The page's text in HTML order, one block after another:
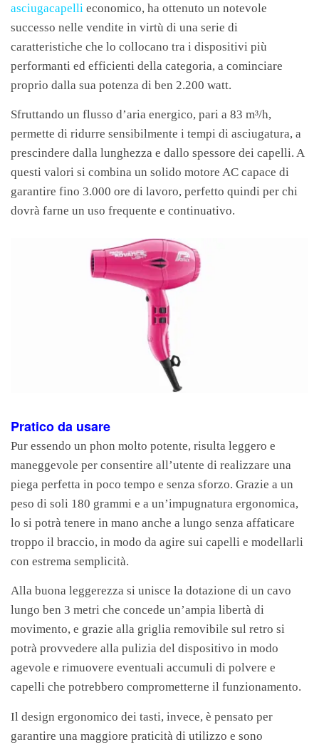
asciugacapelli economico, ha ottenuto un notevole
successo nelle vendite in virtù di una serie di
caratteristiche che lo collocano tra i dispositivi più
performanti ed efficienti della categoria, a cominciare
proprio dalla sua potenza di ben 2.200 watt.
Sfruttando un flusso d’aria energico, pari a 83 m³/h,
permette di ridurre sensibilmente i tempi di asciugatura, a
prescindere dalla lunghezza e dallo spessore dei capelli. A
questi valori si combina un solido motore AC capace di
garantire fino 3.000 ore di lavoro, perfetto quindi per chi
dovrà farne un uso frequente e continuativo.
Pratico da usare
Pur essendo un phon molto potente, risulta leggero e
maneggevole per consentire all’utente di realizzare una
piega perfetta in poco tempo e senza sforzo. Grazie a un
peso di soli 180 grammi e a un’impugnatura ergonomica,
lo si potrà tenere in mano anche a lungo senza affaticare
troppo il braccio, in modo da agire sui capelli e modellarli
con estrema semplicità.
Alla buona leggerezza si unisce la dotazione di un cavo
lungo ben 3 metri che concede un’ampia libertà di
movimento, e grazie alla griglia removibile sul retro si
potrà provvedere alla pulizia del dispositivo in modo
agevole e rimuovere eventuali accumuli di polvere e
capelli che potrebbero comprometterne il funzionamento.
Il design ergonomico dei tasti, invece, è pensato per
garantire una maggiore praticità di utilizzo e sono